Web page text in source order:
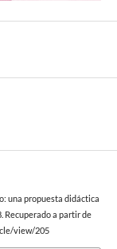
una propuesta didáctica
Recuperado a partir de
view/205